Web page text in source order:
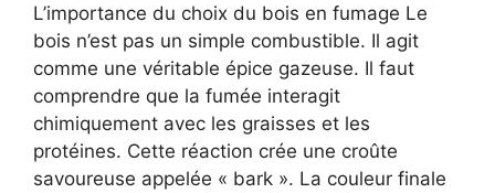
L’importance du choix du bois en fumage Le
bois n’est pas un simple combustible. Il agit
comme une véritable épice gazeuse. Il faut
comprendre que la fumée interagit
chimiquement avec les graisses et les
protéines. Cette réaction crée une croûte
savoureuse appelée « bark ». La couleur finale